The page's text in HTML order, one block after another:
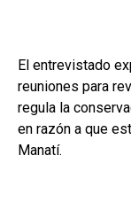
El entrevistado
reuniones para
regula la
en razón a que
Manatí.